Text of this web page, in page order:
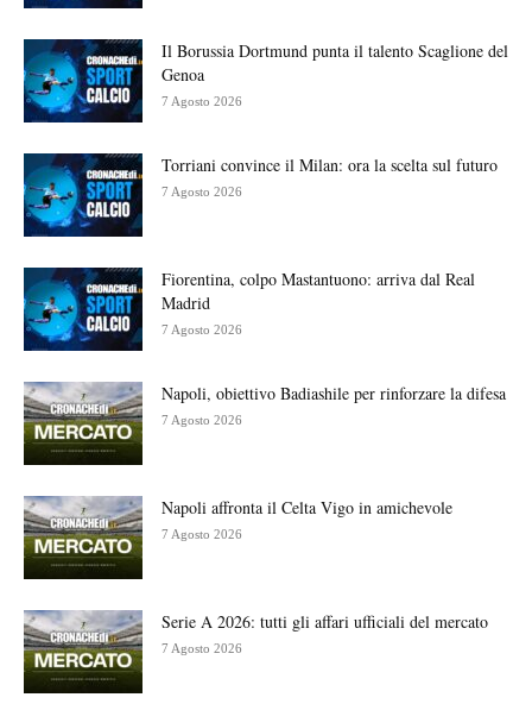
Il Borussia Dortmund punta il talento Scaglione del
Genoa
7 Agosto 2026
Torriani convince il Milan: ora la scelta sul futuro
7 Agosto 2026
Fiorentina, colpo Mastantuono: arriva dal Real
Madrid
7 Agosto 2026
Napoli, obiettivo Badiashile per rinforzare la difesa
7 Agosto 2026
Napoli affronta il Celta Vigo in amichevole
7 Agosto 2026
Serie A 2026: tutti gli affari ufficiali del mercato
7 Agosto 2026